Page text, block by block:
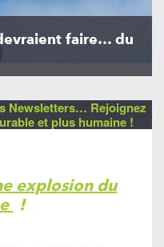
faire… du
Newsletters… Rejoignez
et plus humaine !
explosion du
!